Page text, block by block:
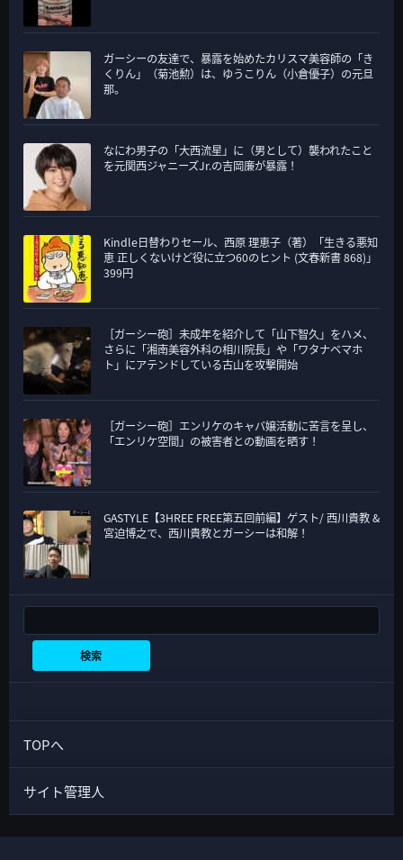
ガーシーの友達で、暴露を始めたカリスマ美容師の「き
くりん」（菊池勲）は、ゆうこりん（小倉優子）の元旦
那。
なにわ男子の「大西流星」に（男として）襲われたこと
を元関西ジャニーズJr.の吉岡廉が暴露！
Kindle日替わりセール、西原 理恵子（著）「生きる悪知
恵 正しくないけど役に立つ60のヒント (文春新書 868)」
399円
［ガーシー砲］未成年を紹介して「山下智久」をハメ、
さらに「湘南美容外科の相川院長」や「ワタナベマホ
ト」にアテンドしている古山を攻撃開始
［ガーシー砲］エンリケのキャバ嬢活動に苦言を呈し、
「エンリケ空間」の被害者との動画を晒す！
GASTYLE【3HREE FREE第五回前編】ゲスト/ 西川貴教 &
宮迫博之で、西川貴教とガーシーは和解！
検索
TOPへ
サイト管理人